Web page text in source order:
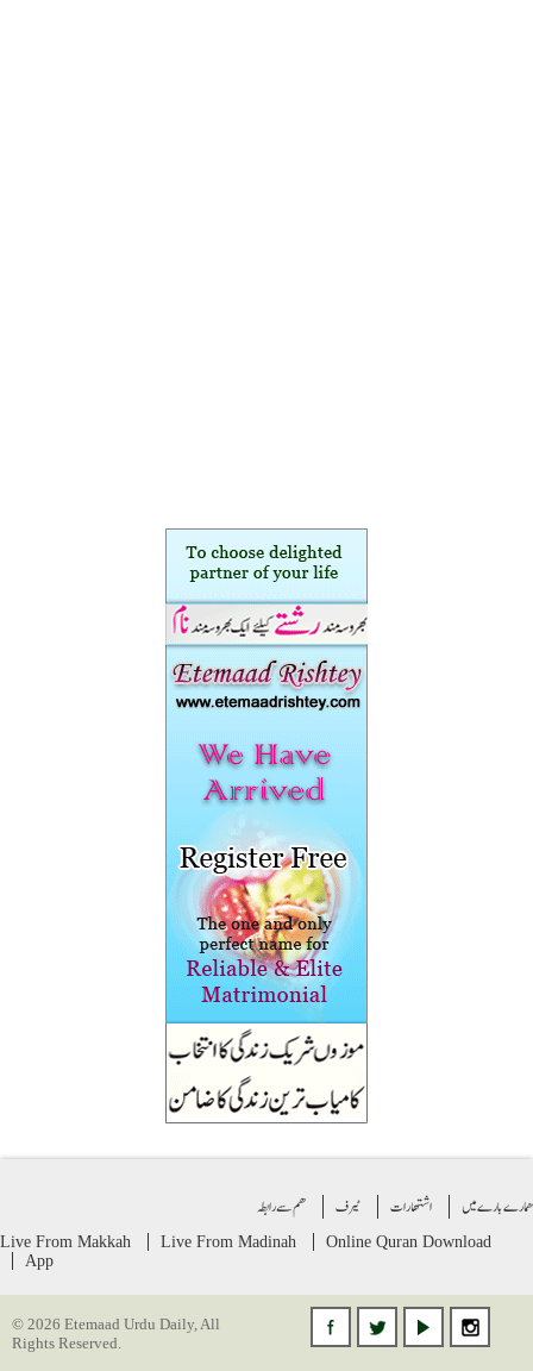
بارے میں اشتهارات ٹیرف ھم سے رابطہ
Live From Makkah Live From Madinah Online Quran Download
App
© 2026 Etemaad Urdu Daily, All
Rights Reserved.